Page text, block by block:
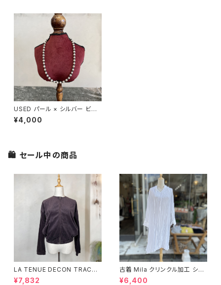
USED パール × シルバー ビー
ズネックレス
¥4,000
🛍 セール中の商品
LA TENUE DECON TRACTE
E ブラウンジャケット
¥7,832
古着 Mila クリンクル加工 シャ
ツワンピース
¥6,400